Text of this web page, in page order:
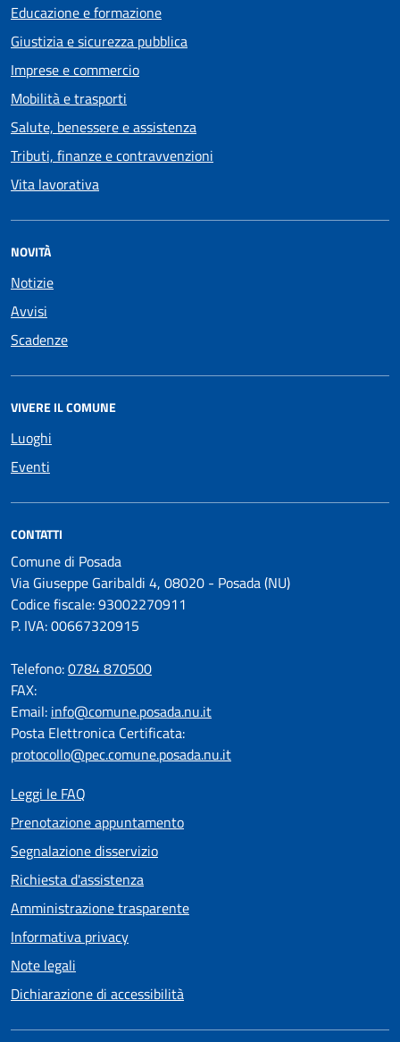
Educazione e formazione
Giustizia e sicurezza pubblica
Imprese e commercio
Mobilità e trasporti
Salute, benessere e assistenza
Tributi, finanze e contravvenzioni
Vita lavorativa
NOVITÀ
Notizie
Avvisi
Scadenze
VIVERE IL COMUNE
Luoghi
Eventi
CONTATTI
Comune di Posada
Via Giuseppe Garibaldi 4, 08020 - Posada (NU)
Codice fiscale: 93002270911
P. IVA: 00667320915
Telefono:0784 870500
FAX:
Email: info@comune.posada.nu.it
Posta Elettronica Certificata:
protocollo@pec.comune.posada.nu.it
Leggi le FAQ
Prenotazione appuntamento
Segnalazione disservizio
Richiesta d'assistenza
Amministrazione trasparente
Informativa privacy
Note legali
Dichiarazione di accessibilità